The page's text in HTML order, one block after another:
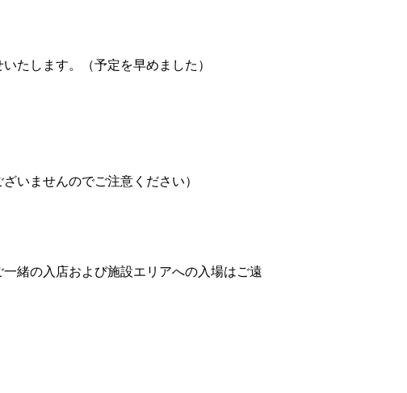
たします。（予定を早めました）
いませんのでご注意ください）
緒の入店および施設エリアへの入場はご遠